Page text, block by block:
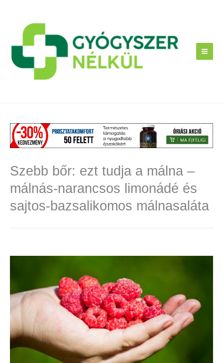
Szebb bőr: ezt tudja a málna –
málnás-narancsos limonádé és
sajtos-bazsalikomos málnasaláta